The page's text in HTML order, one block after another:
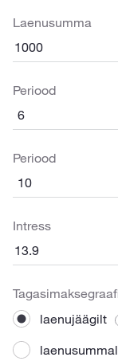
Laenusumma
Periood
Periood
Intress
laenujäägilt